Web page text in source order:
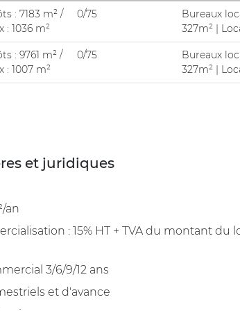
: 7183 m² /
: 1036 m²
0/75
Bureaux
327m² |
: 9761 m² /
: 1007 m²
0/75
Bureaux
327m² |
et juridiques
an
: 15% HT + TVA du montant du
3/6/9/12 ans
et d'avance